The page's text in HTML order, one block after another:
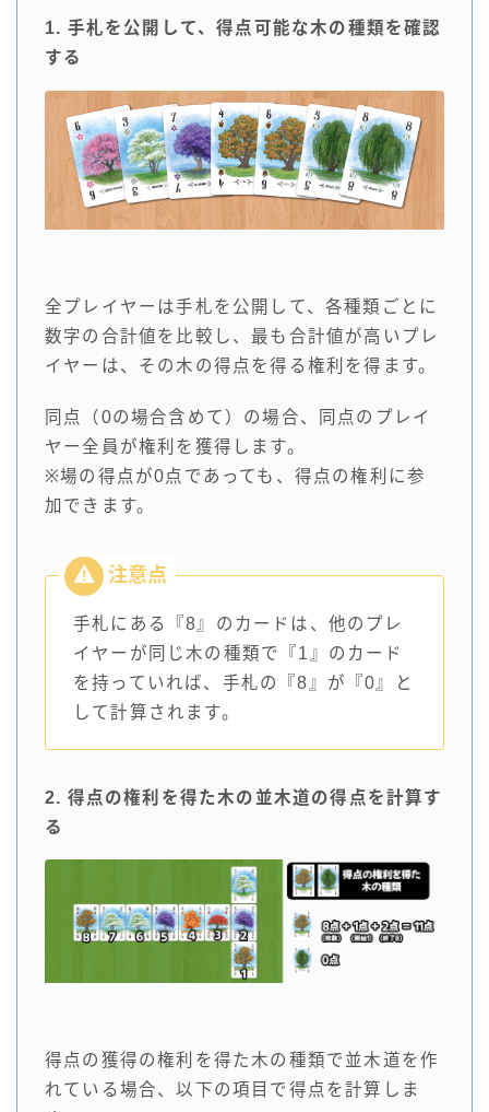
1. 手札を公開して、得点可能な木の種類を確認
する
全プレイヤーは手札を公開して、各種類ごとに
数字の合計値を比較し、最も合計値が高いプレ
イヤーは、その木の得点を得る権利を得ます。
同点（0の場合含めて）の場合、同点のプレイ
ヤー全員が権利を獲得します。
※場の得点が0点であっても、得点の権利に参
加できます。
手札にある『8』のカードは、他のプレ
イヤーが同じ木の種類で『1』のカード
を持っていれば、手札の『8』が『0』と
して計算されます。
2. 得点の権利を得た木の並木道の得点を計算す
る
得点の獲得の権利を得た木の種類で並木道を作
れている場合、以下の項目で得点を計算しま